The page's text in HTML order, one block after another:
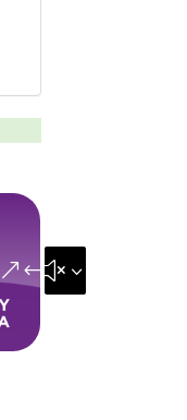
&#x35;